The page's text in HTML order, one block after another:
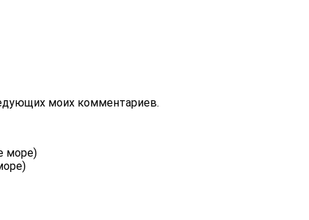
моих комментариев.